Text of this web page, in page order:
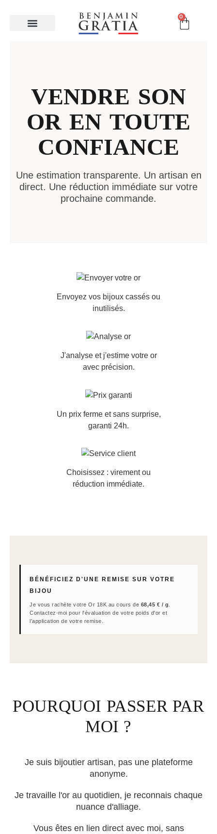
0
VENDRE SON
OR EN TOUTE
CONFIANCE
Une estimation transparente. Un artisan en
direct. Une réduction immédiate sur votre
prochaine commande.
Envoyez vos bijoux cassés ou
inutilisés.
J'analyse et j'estime votre or
avec précision.
Un prix ferme et sans surprise,
garanti 24h.
Choisissez : virement ou
réduction immédiate.
BÉNÉFICIEZ D'UNE REMISE SUR VOTRE
BIJOU
Je vous rachète votre Or 18K au cours de 68,45 € / g
Contactez-moi pour l'évaluation de votre poids d'or et
l'application de votre remise.
POURQUOI PASSER PAR
MOI ?
Je suis bijoutier artisan, pas une plateforme
anonyme.
Je travaille l'or au quotidien, je reconnais chaque
nuance d'alliage.
Vous êtes en lien direct avec moi, sans